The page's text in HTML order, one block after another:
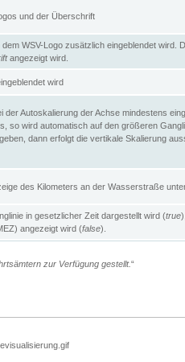
und der Überschrift
WSV-Logo zusätzlich eingeblendet wird.
angezeigt wird.
wird
Autoskalierung der Achse mindestens
so wird automatisch auf den größeren
dann erfolgt die vertikale Skalierung
des Kilometers an der Wasserstraße
in gesetzlicher Zeit dargestellt wird (true
angezeigt wird (false).
zur Verfügung gestellt.“